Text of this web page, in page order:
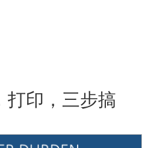
模板
打印，三步搞